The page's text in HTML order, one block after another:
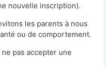
nouvelle inscription).
les parents à nous
ou de comportement.
ne pas accepter une